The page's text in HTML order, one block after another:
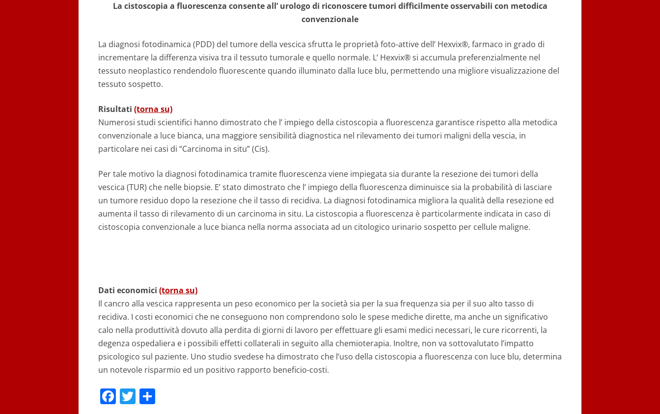
La cistoscopia a fluorescenza consente all’ urologo di riconoscere tumori difficilmente osservabili con metodica
convenzionale
La diagnosi fotodinamica (PDD) del tumore della vescica sfrutta le proprietà foto-attive dell’ Hexvix®, farmaco in grado di
incrementare la differenza visiva tra il tessuto tumorale e quello normale. L’ Hexvix® si accumula preferenzialmente nel
tessuto neoplastico rendendolo fluorescente quando illuminato dalla luce blu, permettendo una migliore visualizzazione del
tessuto sospetto.
Risultati (torna su)
Numerosi studi scientifici hanno dimostrato che l’ impiego della cistoscopia a fluorescenza garantisce rispetto alla metodica
convenzionale a luce bianca, una maggiore sensibilità diagnostica nel rilevamento dei tumori maligni della vescia, in
particolare nei casi di “Carcinoma in situ” (Cis).
Per tale motivo la diagnosi fotodinamica tramite fluorescenza viene impiegata sia durante la resezione dei tumori della
vescica (TUR) che nelle biopsie. E’ stato dimostrato che l’ impiego della fluorescenza diminuisce sia la probabilità di lasciare
un tumore residuo dopo la resezione che il tasso di recidiva. La diagnosi fotodinamica migliora la qualità della resezione ed
aumenta il tasso di rilevamento di un carcinoma in situ. La cistoscopia a fluorescenza è particolarmente indicata in caso di
cistoscopia convenzionale a luce bianca nella norma associata ad un citologico urinario sospetto per cellule maligne.
Dati economici (torna su)
Il cancro alla vescica rappresenta un peso economico per la società sia per la sua frequenza sia per il suo alto tasso di
recidiva. I costi economici che ne conseguono non comprendono solo le spese mediche dirette, ma anche un significativo
calo nella produttività dovuto alla perdita di giorni di lavoro per effettuare gli esami medici necessari, le cure ricorrenti, la
degenza ospedaliera e i possibili effetti collaterali in seguito alla chemioterapia. Inoltre, non va sottovalutato l’impatto
psicologico sul paziente. Uno studio svedese ha dimostrato che l’uso della cistoscopia a fluorescenza con luce blu, determina
un notevole risparmio ed un positivo rapporto beneficio-costi.
F T